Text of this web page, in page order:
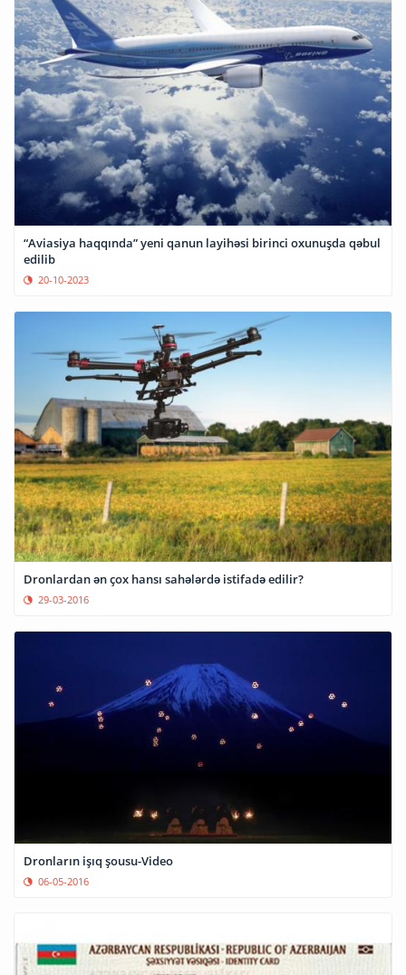
“Aviasiya haqqında” yeni qanun layihəsi birinci oxunuşda qəbul
edilib
20-10-2023
Dronlardan ən çox hansı sahələrdə istifadə edilir?
29-03-2016
Dronların işıq şousu-Video
06-05-2016